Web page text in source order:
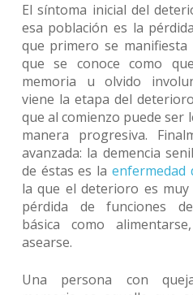
El síntoma inicial del
esa población es la
que primero se
que se conoce como
memoria u olvido
viene la etapa del
que al comienzo puede ser
manera progresiva.
avanzada: la demencia
de éstas es la enfermedad
la que el deterioro es
pérdida de funciones
básica como
asearse.
Una persona con